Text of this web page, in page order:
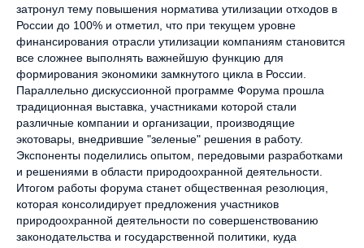
затронул тему повышения норматива утилизации отходов в
России до 100% и отметил, что при текущем уровне
финансирования отрасли утилизации компаниям становится
все сложнее выполнять важнейшую функцию для
формирования экономики замкнутого цикла в России.
Параллельно дискуссионной программе Форума прошла
традиционная выставка, участниками которой стали
различные компании и организации, производящие
экотовары, внедрившие "зеленые" решения в работу.
Экспоненты поделились опытом, передовыми разработками
и решениями в области природоохранной деятельности.
Итогом работы форума станет общественная резолюция,
которая консолидирует предложения участников
природоохранной деятельности по совершенствованию
законодательства и государственной политики, куда